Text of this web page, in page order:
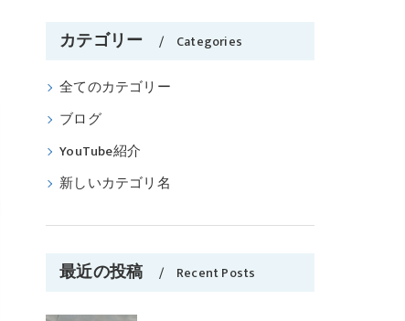
カテゴリー Categories
全てのカテゴリー
ブログ
YouTube紹介
新しいカテゴリ名
最近の投稿 Recent Posts